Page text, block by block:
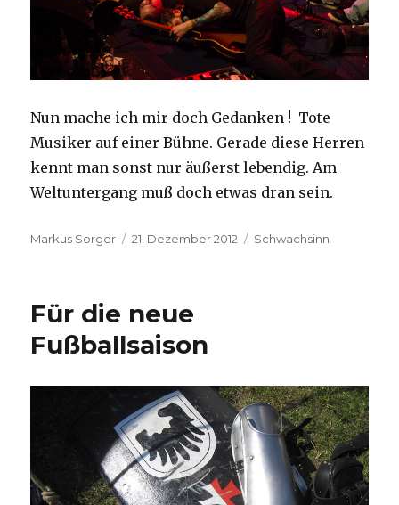
Nun mache ich mir doch Gedanken ! Tote
Musiker auf einer Bühne. Gerade diese Herren
kennt man sonst nur äußerst lebendig. Am
Weltuntergang muß doch etwas dran sein.
Autor
Markus Sorger
Veröffentlicht
21. Dezember 2012 Kategorien
Schwachsinn
Für die neue
Fußballsaison